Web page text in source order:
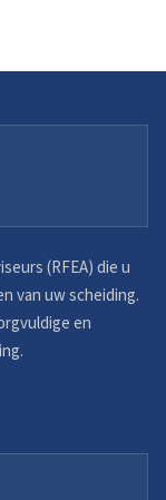
(RFEA) die u
van uw scheiding.
en